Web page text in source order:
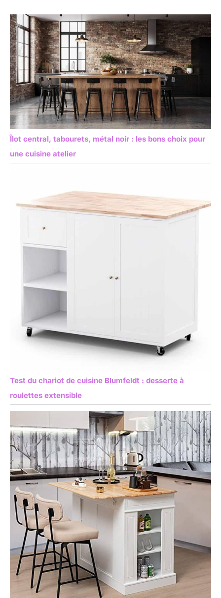
Îlot central, tabourets, métal noir : les bons choix pour
une cuisine atelier
Test du chariot de cuisine Blumfeldt : desserte à
roulettes extensible